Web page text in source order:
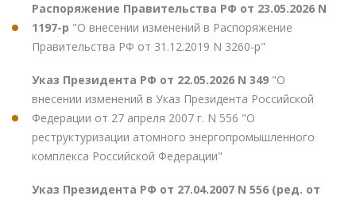
Распоряжение Правительства РФ от 23.05.2026 N
1197-р "О внесении изменений в Распоряжение
Правительства РФ от 31.12.2019 N 3260-р"
Указ Президента РФ от 22.05.2026 N 349 "О
внесении изменений в Указ Президента Российской
Федерации от 27 апреля 2007 г. N 556 "О
реструктуризации атомного энергопромышленного
комплекса Российской Федерации"
Указ Президента РФ от 27.04.2007 N 556 (ред. от